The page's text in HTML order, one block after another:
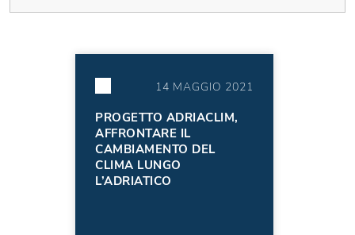
14 MAGGIO 2021
PROGETTO ADRIACLIM,
AFFRONTARE IL
CAMBIAMENTO DEL
CLIMA LUNGO
L’ADRIATICO